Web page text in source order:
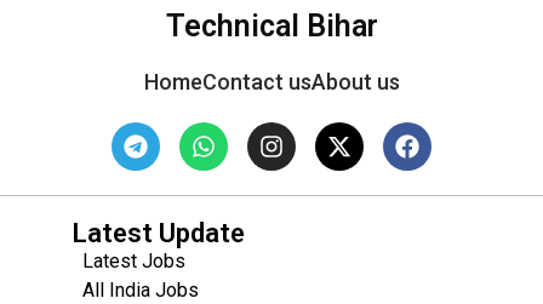
Technical Bihar
HomeContact usAbout us
Latest Update
Latest Jobs
All India Jobs